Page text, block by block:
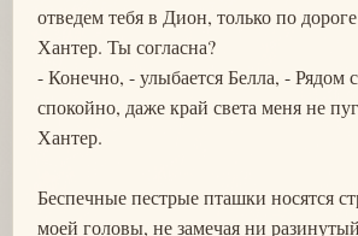
отведем тебя в Дион, только по
Хантер. Ты согласна?
- Конечно, - улыбается Белла, - Рядом
спокойно, даже край света меня не
Хантер.
Беспечные пестрые пташки носятся
моей головы, не замечая ни